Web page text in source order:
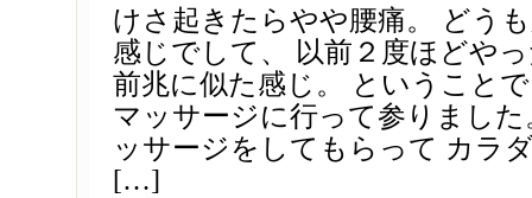
けさ起きたらやや腰痛。 どう
感じでして、 以前２度ほどや
前兆に似た感じ。 ということ
マッサージに行って参りまし
ッサージをしてもらって カラ
[…]